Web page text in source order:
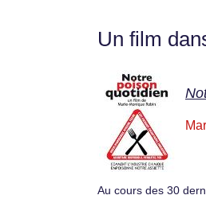
Un film
Au cours des 30